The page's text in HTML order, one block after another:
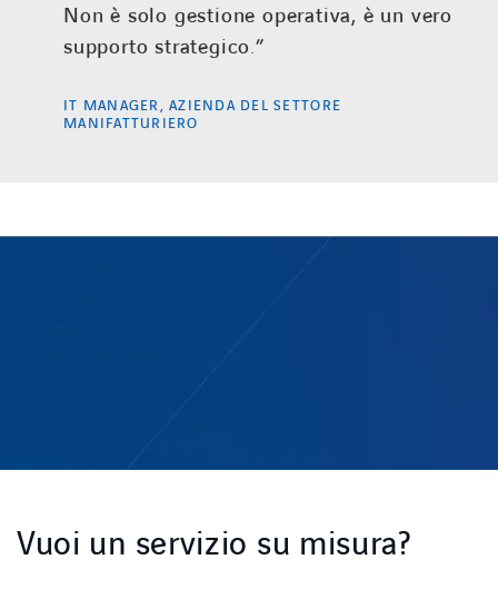
Non è solo gestione operativa, è un vero
supporto strategico.”
IT MANAGER, AZIENDA DEL SETTORE
MANIFATTURIERO
Vuoi un servizio su misura?